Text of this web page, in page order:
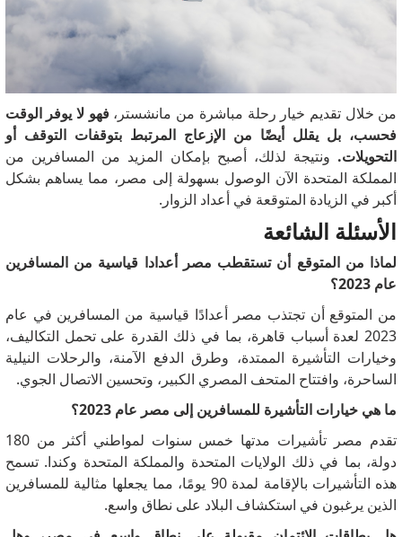
من خلال تقديم خيار رحلة مباشرة من مانشستر،فهو لا يوفر الوقت
فحسب، بل يقلل أيضًا من الإزعاج المرتبط بتوقفات التوقف أو
التحويلات. ونتيجة لذلك، أصبح بإمكان المزيد من المسافرين من
المملكة المتحدة الآن الوصول بسهولة إلى مصر، مما يساهم بشكل
أكبر في الزيادة المتوقعة في أعداد الزوار.
الأسئلة الشائعة
لماذا من المتوقع أن تستقطب مصر أعدادا قياسية من المسافرين
عام 2023؟
من المتوقع أن تجتذب مصر أعدادًا قياسية من المسافرين في عام
2023 لعدة أسباب قاهرة، بما في ذلك القدرة على تحمل التكاليف،
وخيارات التأشيرة الممتدة، وطرق الدفع الآمنة، والرحلات النيلية
الساحرة، وافتتاح المتحف المصري الكبير، وتحسين الاتصال الجوي.
ما هي خيارات التأشيرة للمسافرين إلى مصر عام 2023؟
تقدم مصر تأشيرات مدتها خمس سنوات لمواطني أكثر من 180
دولة، بما في ذلك الولايات المتحدة والمملكة المتحدة وكندا.تسمح
هذه التأشيرات بالإقامة لمدة 90 يومًا، مما يجعلها مثالية للمسافرين
الذين يرغبون في استكشاف البلاد على نطاق واسع.